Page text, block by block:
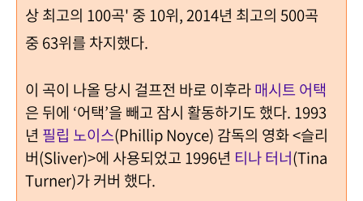
상 최고의 100곡' 중 10위, 2014년 최고의 500곡
중 63위를 차지했다.
이 곡이 나올 당시 걸프전 바로 이후라매시트 어택
은 뒤에 ‘어택’을 빼고 잠시 활동하기도 했다. 1993
년 필립 노이스(Phillip Noyce) 감독의 영화<슬리
버(Sliver)>에 사용되었고 1996년 티나 터너(Tina
Turner)가 커버 했다.